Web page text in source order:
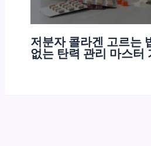
저분자 콜라겐 고르는
없는 탄력 관리 마스터